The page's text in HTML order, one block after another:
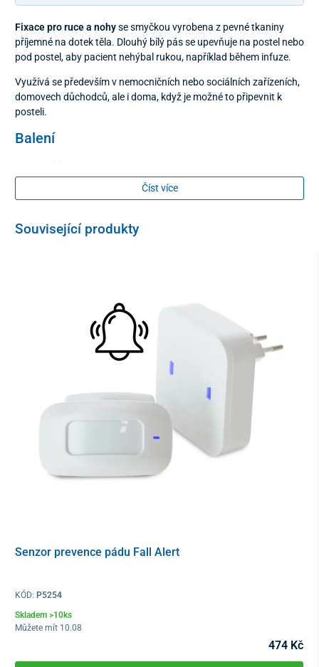
Fixace pro ruce a nohyse smyčkou vyrobena z pevné tkaniny
příjemné na dotek těla. Dlouhý bílý pás se upevňuje na postel nebo
pod postel, aby pacient nehýbal rukou, například během infuze.
Využívá se především v nemocničních nebo sociálních zařízeních,
domovech důchodců, ale i doma, když je možné to připevnit k
posteli.
Balení
Číst více
Související produkty
Senzor prevence pádu Fall Alert
KÓD: P5254
Skladem >10ks
Můžete mít 10.08
474 Kč